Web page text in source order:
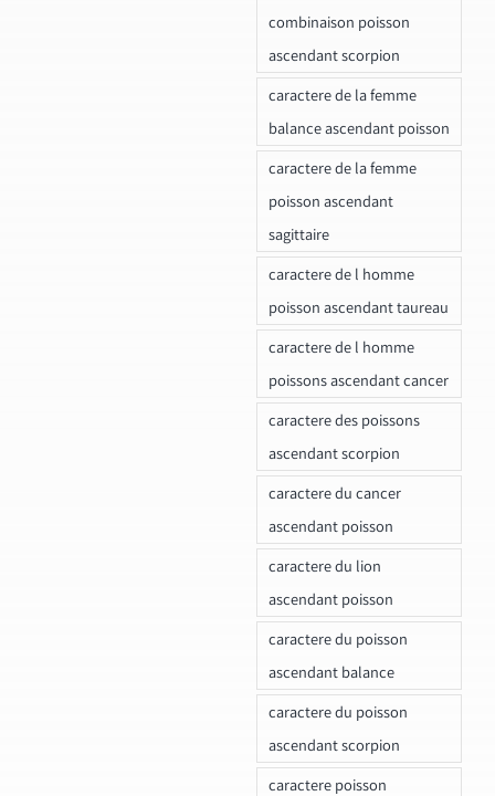
combinaison poisson
ascendant scorpion
caractere de la femme
balance ascendant poisson
caractere de la femme
poisson ascendant
sagittaire
caractere de l homme
poisson ascendant taureau
caractere de l homme
poissons ascendant cancer
caractere des poissons
ascendant scorpion
caractere du cancer
ascendant poisson
caractere du lion
ascendant poisson
caractere du poisson
ascendant balance
caractere du poisson
ascendant scorpion
caractere poisson